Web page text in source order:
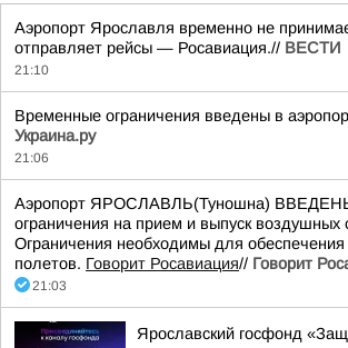
Аэропорт Ярославля временно не
отправляет рейсы — Росавиация.// ВЕСТИ
21:10
Временные ограничения введены в
Украина.ру
21:06
Аэропорт ЯРОСЛАВЛЬ(Туношна)
ограничения на прием и выпуск воздушных
Ограничения необходимы для обеспечения
полетов. Говорит Росавиация// Говорит
21:03
Ярославский госфонд